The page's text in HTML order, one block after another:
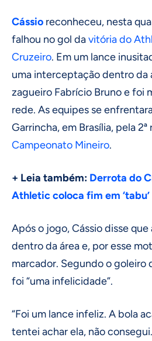
Cássio reconheceu, nesta
falhou no gol davitória do
Cruzeiro. Em um lance
uma interceptação dentro da
zagueiro Fabrício Bruno e foi
rede. As equipes se
Garrincha, em Brasília, pela
Campeonato Mineiro.
+ Leia também: Derrota do
Athletic coloca fim em
Após o jogo, Cássio disse que
dentro da área e, por esse
marcador. Segundo o goleiro
foi “uma infelicidade”.
“Foi um lance infeliz. A bola
tentei achar ela, não